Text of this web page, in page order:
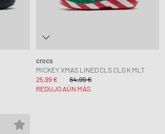
crocs
MICKEY XMAS LINED CLS CLG K MLT
25,99 €
64,99 €
REDUJO AÚN MÁS